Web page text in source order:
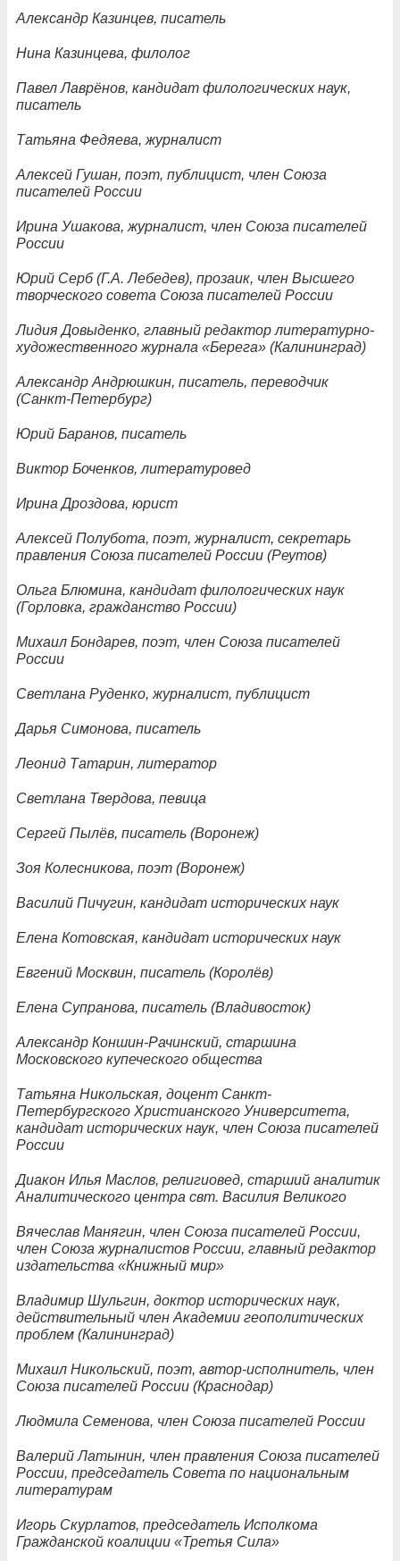
Александр Казинцев, писатель
Нина Казинцева, филолог
Павел Лаврёнов, кандидат филологических наук,
писатель
Татьяна Федяева, журналист
Алексей Гушан, поэт, публицист, член Союза
писателей России
Ирина Ушакова, журналист, член Союза писателей
России
Юрий Серб (Г.А. Лебедев), прозаик, член Высшего
творческого совета Союза писателей России
Лидия Довыденко, главный редактор литературно-
художественного журнала «Берега» (Калининград)
Александр Андрюшкин, писатель, переводчик
(Санкт-Петербург)
Юрий Баранов, писатель
Виктор Боченков, литературовед
Ирина Дроздова, юрист
Алексей Полубота, поэт, журналист, секретарь
правления Союза писателей России (Реутов)
Ольга Блюмина, кандидат филологических наук
(Горловка, гражданство России)
Михаил Бондарев, поэт, член Союза писателей
России
Светлана Руденко, журналист, публицист
Дарья Симонова, писатель
Леонид Татарин, литератор
Светлана Твердова, певица
Сергей Пылёв, писатель (Воронеж)
Зоя Колесникова, поэт (Воронеж)
Василий Пичугин, кандидат исторических наук
Елена Котовская, кандидат исторических наук
Евгений Москвин, писатель (Королёв)
Елена Супранова, писатель (Владивосток)
Александр Коншин-Рачинский, старшина
Московского купеческого общества
Татьяна Никольская, доцент Санкт-
Петербургского Христианского Университета,
кандидат исторических наук, член Союза писателей
России
Диакон Илья Маслов, религиовед, старший аналитик
Аналитического центра свт. Василия Великого
Вячеслав Манягин, член Союза писателей России,
член Союза журналистов России, главный редактор
издательства «Книжный мир»
Владимир Шульгин, доктор исторических наук,
действительный член Академии геополитических
проблем (Калининград)
Михаил Никольский, поэт, автор-исполнитель, член
Союза писателей России (Краснодар)
Людмила Семенова, член Союза писателей России
Валерий Латынин, член правления Союза писателей
России, председатель Совета по национальным
литературам
Игорь Скурлатов, председатель Исполкома
Гражданской коалиции «Третья Сила»